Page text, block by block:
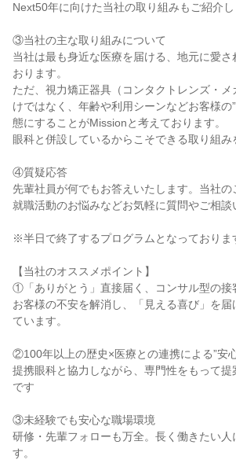
Next50年に向けた当社の取り組みもご紹介
③当社の主な取り組みについて
当社は最も身近な医療を届ける、地元に愛さ
おります。
ただ、視力矯正器具（コンタクトレンズ・
けではなく、年齢や利用シーンなどお客様の
態にすることがMissionと考えております。
眼科と併設しているからこそできる取り組み
④質疑応答
先輩社員が何でもお答えいたします。当社の
就職活動のお悩みなどお気軽に質問やご相談
※半日で終了するプログラムとなっておりま
【当社のオススメポイント】
①「ありがとう」直接届く、コンサル型の接
お客様の不安を解消し、「見える喜び」を届
ています。
②100年以上の歴史×医療との連携による”安
提携眼科と協力しながら、専門性をもって提
です
③未経験でも安心な職場環境
研修・先輩フォローも万全。長く働きたい
す。